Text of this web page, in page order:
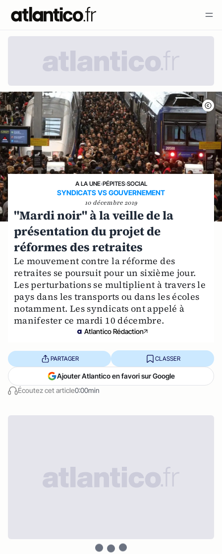
A LA UNE›PÉPITES›SOCIAL
SYNDICATS VS GOUVERNEMENT
10 décembre 2019
"Mardi noir" à la veille de la
présentation du projet de
réformes des retraites
Le mouvement contre la réforme des
retraites se poursuit pour un sixième jour.
Les perturbations se multiplient à travers le
pays dans les transports ou dans les écoles
notamment. Les syndicats ont appelé à
manifester ce mardi 10 décembre.
Atlantico Rédaction
Écoutez cet article0:00min
PARTAGER CLASSER
Ajouter Atlantico en favori sur Google